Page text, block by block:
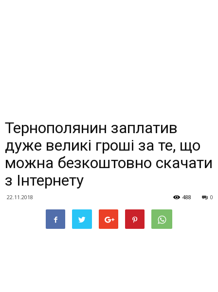
Тернополянин заплатив
дуже великі гроші за те, що
можна безкоштовно скачати
з Інтернету
22.11.2018 0
488